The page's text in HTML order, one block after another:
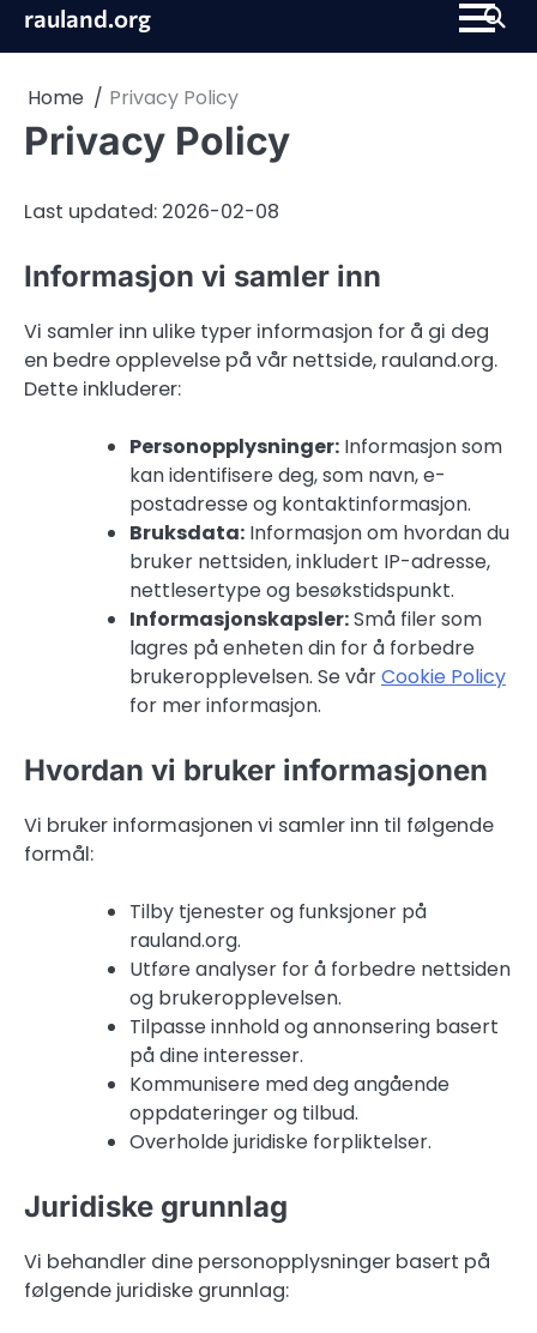
Skiprauland.org
Home Privacy Policy
Privacy Policy
Last updated: 2026-02-08
Informasjon vi samler inn
Vi samler inn ulike typer informasjon for å gi deg
en bedre opplevelse på vår nettside, rauland.org.
Dette inkluderer:
Personopplysninger: Informasjon som
kan identifisere deg, som navn, e-
postadresse og kontaktinformasjon.
Bruksdata: Informasjon om hvordan du
bruker nettsiden, inkludert IP-adresse,
nettlesertype og besøkstidspunkt.
Informasjonskapsler:Små filer som
lagres på enheten din for å forbedre
brukeropplevelsen. Se vårCookie Policy
for mer informasjon.
Hvordan vi bruker informasjonen
Vi bruker informasjonen vi samler inn til følgende
formål:
Tilby tjenester og funksjoner på
rauland.org.
Utføre analyser for å forbedre nettsiden
og brukeropplevelsen.
Tilpasse innhold og annonsering basert
på dine interesser.
Kommunisere med deg angående
oppdateringer og tilbud.
Overholde juridiske forpliktelser.
Juridiske grunnlag
Vi behandler dine personopplysninger basert på
følgende juridiske grunnlag: